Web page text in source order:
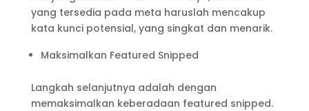
yang tersedia pada meta haruslah mencakup
kata kunci potensial, yang singkat dan menarik.
Maksimalkan Featured Snipped
Langkah selanjutnya adalah dengan
memaksimalkan keberadaan featured snipped.